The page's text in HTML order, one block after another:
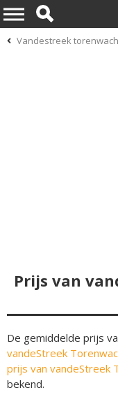
Vandestreek
Prijs van
De gemiddelde prijs
vandeStreek
prijs van vandeStreek
bekend.